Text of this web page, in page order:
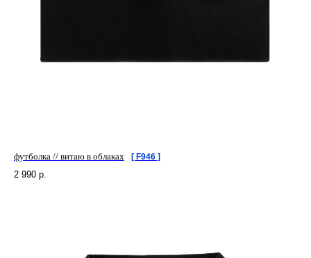
футболка // витаю в облаках [ F946 ]
2 990 р.